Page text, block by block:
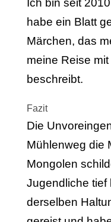
Ich bin seit
habe ein Blatt
Märchen, das
meine Reise
beschreibt.
Fazit
Die
Mühlenweg die
Mongolen
Jugendliche tief
derselben